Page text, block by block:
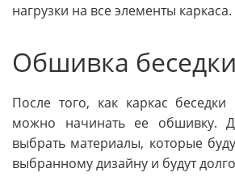
нагрузки на все элементы каркаса.
Обшивка беседки
После того, как каркас беседки
можно начинать ее обшивку.
выбрать материалы, которые
выбранному дизайну и будут